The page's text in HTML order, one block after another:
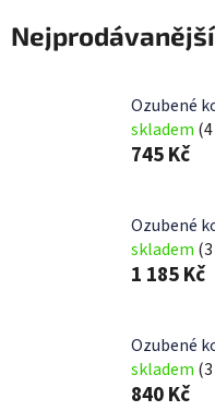
Nejprodávanější
Ozubené
skladem
745 Kč
Ozubené
skladem
1 185 Kč
Ozubené
skladem
840 Kč